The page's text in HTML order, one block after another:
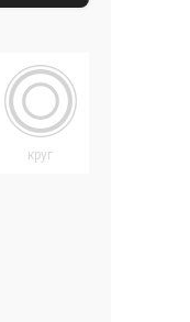
круг